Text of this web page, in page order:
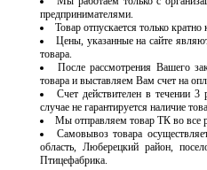
предпринимателями.
Товар отпускается только
Цены, указанные на сайте
товара.
После рассмотрения Вашего
товара и выставляем Вам счет на
Счет действителен в течении
случае не гарантируется наличие
Мы отправляем товар ТК во
Самовывоз товара
область, Люберецкий район,
Птицефабрика.